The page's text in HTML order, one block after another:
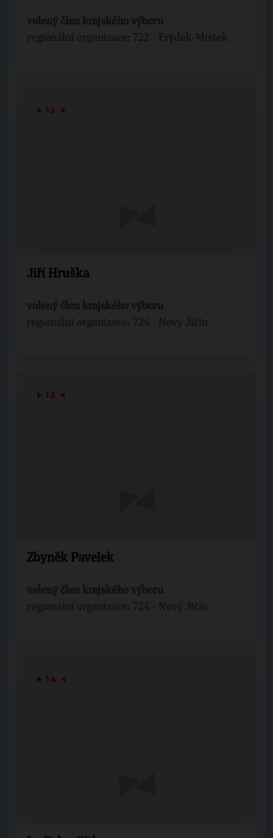
volený člen krajského výboru
regionální organizace: 722 - Frýdek-Místek
▶ 12 ◀
Jiří Hruška
volený člen krajského výboru
regionální organizace: 724 - Nový Jičín
▶ 13 ◀
Zbyněk Pavelek
volený člen krajského výboru
regionální organizace: 724 - Nový Jičín
▶ 14 ◀